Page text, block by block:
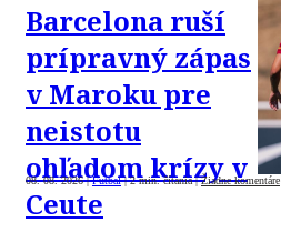
Barcelona ruší
prípravný zápas
v Maroku pre
neistotu
ohľadom krízy v
Ceute
08. 08. 2026| Futbal |2 min. čítania| Žiadne komentáre